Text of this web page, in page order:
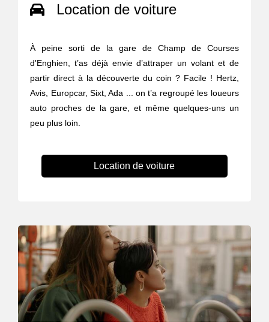
Location de voiture
À peine sorti de la gare de Champ de Courses
d'Enghien, t’as déjà envie d’attraper un volant et de
partir direct à la découverte du coin ? Facile ! Hertz,
Avis, Europcar, Sixt, Ada ... on t’a regroupé les loueurs
auto proches de la gare, et même quelques-uns un
peu plus loin.
Location de voiture